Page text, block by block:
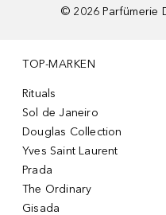
© 2026 Parfümerie
TOP-MARKEN
Rituals
Sol de Janeiro
Douglas Collection
Yves Saint Laurent
Prada
The Ordinary
Gisada